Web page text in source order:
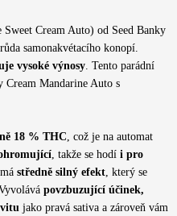
Sweet Cream Auto) od Seed Banky
samonakvétacího konopí.
vysoké výnosy. Tento parádní
Mandarine Auto s
18 % THC , což je na automat
, takže se hodí i pro
středně silný efekt , který se
Vyvolává povzbuzující účinek,
jako pravá sativa a zároveň vám